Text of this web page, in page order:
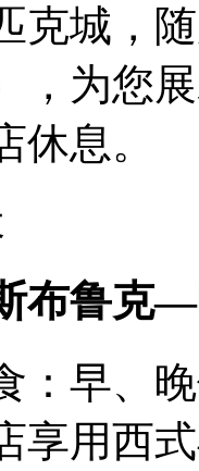
克城，
，为您
休息。
布鲁克
：早、晚
享用西